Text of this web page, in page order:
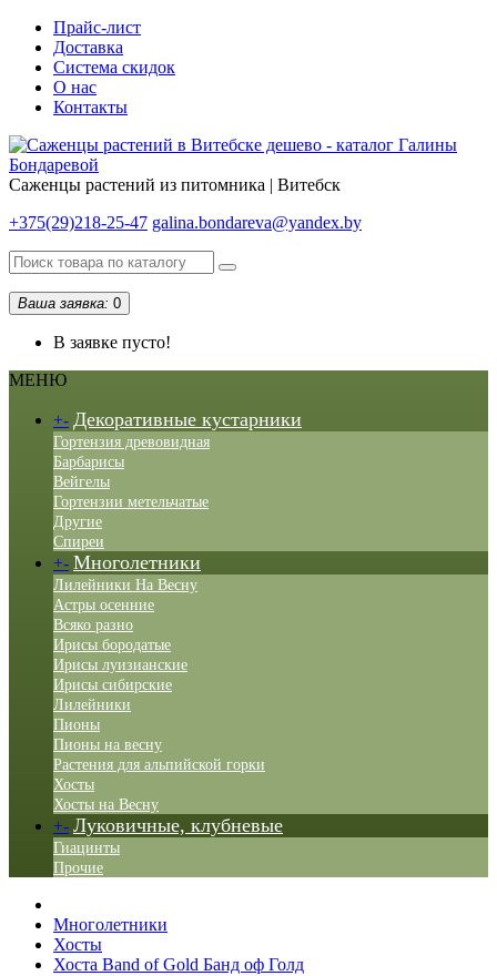
Прайс-лист
Доставка
Система скидок
О нас
Контакты
Саженцы растений из питомника | Витебск
+375(29)218-25-47 galina.bondareva@yandex.by
Ваша заявка: 0
В заявке пусто!
МЕНЮ
+- Декоративные кустарники
Гортензия древовидная
Барбарисы
Вейгелы
Гортензии метельчатые
Другие
Спиреи
+- Многолетники
Лилейники На Весну
Астры осенние
Всяко разно
Ирисы бородатые
Ирисы луизианские
Ирисы сибирские
Лилейники
Пионы
Пионы на весну
Растения для альпийской горки
Хосты
Хосты на Весну
+- Луковичные, клубневые
Гиацинты
Прочие
Многолетники
Хосты
Хоста Band of Gold Банд оф Голд